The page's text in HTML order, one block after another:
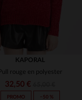
KAPORAL
Pull rouge en polyester
32,50 €
PROMO −50 %